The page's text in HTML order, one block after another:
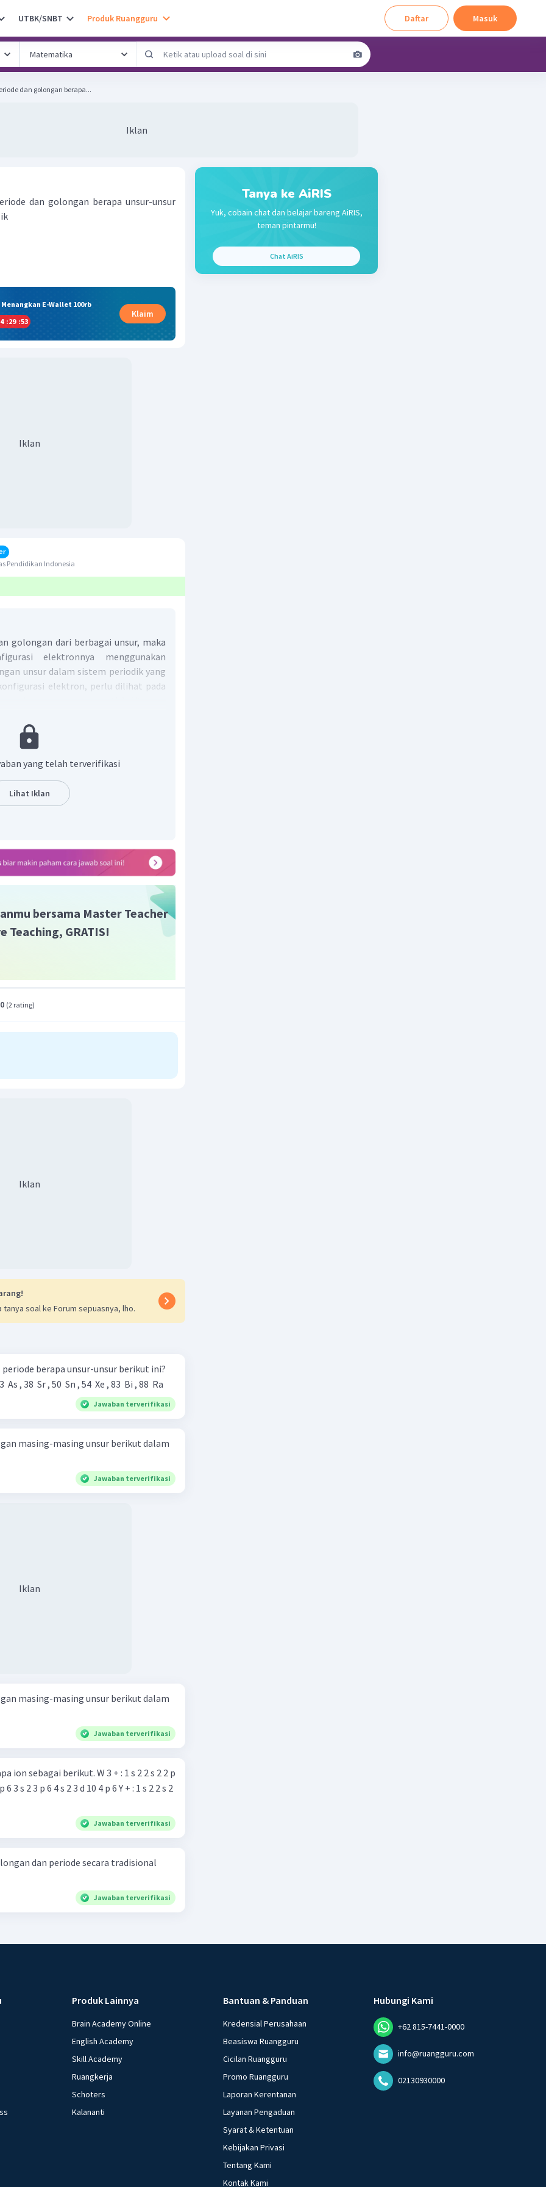
UTBK/SNBT Produk Ruangguru Daftar Masuk
dan golongan berapa...
Iklan
dan golongan berapa unsur-unsur
E-Wallet 100rb
:29 :52
Klaim
Iklan
Pendidikan Indonesia
golongan dari berbagai unsur, maka
elektronnya menggunakan
unsur dalam sistem periodik yang
elektron, perlu dilihat pada
A), pada golongan ini elektron
B), pada golongan ini
subkulit s dan d.
elektron valensi menempati
elektron terluar pada orbital
A. Misal konfigurasi elektron terluar
terletak pada golongan (2 + y)A.
d. Konfigurasi elektron terluar d
transisi.
(x + z)B.
x + z = 10, maka unsur terletak pada
+ z = 10, maka unsur terletak pada
terletak pada golongan IB;
pada golongan IIB.
elektron terluar pada orbital
adalah ns , maka unsur tersebut
pada golongan 1A, karena berakhir
yang telah terverifikasi
Lihat Iklan
bersama Master Teacher
Teaching, GRATIS!
(2 rating)
Iklan
tanya soal ke Forum sepuasnya, lho.
berapa unsur-unsur berikut ini?
As , 38 ​ Sr , 50 ​ Sn , 54 ​ Xe , 83 ​ Bi , 88 ​ Ra
Jawaban terverifikasi
masing-masing unsur berikut dalam
Jawaban terverifikasi
Iklan
masing-masing unsur berikut dalam
Jawaban terverifikasi
berikut. W 3 + : 1 s 2 2 s 2 2 p
6 3 s 2 3 p 6 4 s 2 3 d 10 4 p 6 Y + : 1 s 2 2 s 2
Jawaban terverifikasi
dan periode secara tradisional
Jawaban terverifikasi
Tanya ke AiRIS
Yuk, cobain chat dan belajar bareng AiRIS,
teman pintarmu!
Chat AiRIS
Produk Lainnya
Brain Academy Online
English Academy
Skill Academy
Ruangkerja
Schoters
Kalananti
Bantuan & Panduan
Kredensial Perusahaan
Beasiswa Ruangguru
Cicilan Ruangguru
Promo Ruangguru
Laporan Kerentanan
Layanan Pengaduan
Syarat & Ketentuan
Kebijakan Privasi
Tentang Kami
Kontak Kami
Hubungi Kami
+62 815-7441-0000
info@ruangguru.com
02130930000